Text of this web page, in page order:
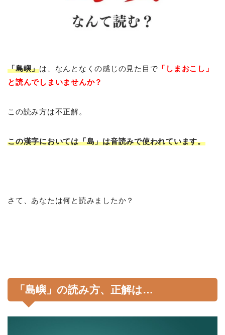
「島嶼」は、なんとなくの感じの見た目で 「しまおこし」
と読んでしまいませんか？
この読み方は不正解。
この漢字においては「島」は音読みで使われています。
さて、あなたは何と読みましたか？
「島嶼」の読み方、正解は…